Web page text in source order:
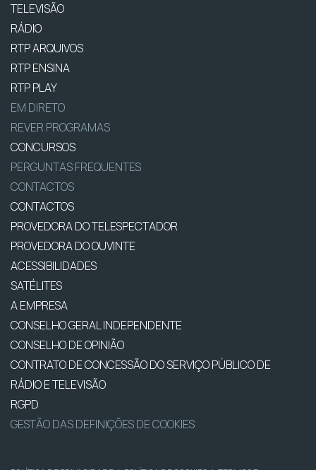
TELEVISÃO
RÁDIO
RTP ARQUIVOS
RTP ENSINA
RTP PLAY
EM DIRETO
REVER PROGRAMAS
CONCURSOS
PERGUNTAS FREQUENTES
CONTACTOS
CONTACTOS
PROVEDORA DO TELESPECTADOR
PROVEDORA DO OUVINTE
ACESSIBILIDADES
SATÉLITES
A EMPRESA
CONSELHO GERAL INDEPENDENTE
CONSELHO DE OPINIÃO
CONTRATO DE CONCESSÃO DO SERVIÇO PÚBLICO DE
RÁDIO E TELEVISÃO
RGPD
GESTÃO DAS DEFINIÇÕES DE COOKIES